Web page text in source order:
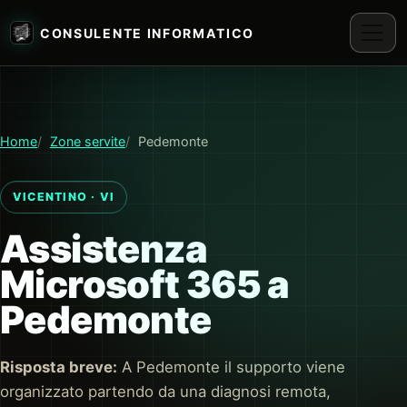
CONSULENTE INFORMATICO
Home Zone servite Pedemonte
VICENTINO · VI
Assistenza
Microsoft 365 a
Pedemonte
Risposta breve: A Pedemonte il supporto viene
organizzato partendo da una diagnosi remota,